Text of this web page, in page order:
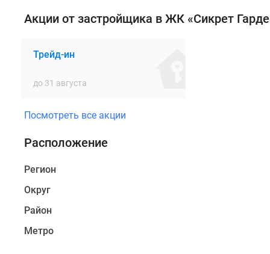
квартала
между
тишиной
природы
мегаполиса.
С
одной
стороны
виды
на
исторических
Акции от застройщика в ЖК «Сикрет
Трейд-ин
до 31 августа
Посмотреть все акции
Расположение
Регион
Округ
Район
Метро